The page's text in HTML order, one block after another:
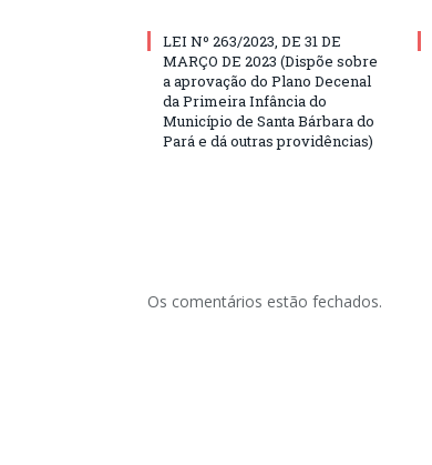
LEI Nº 263/2023, DE 31 DE
MARÇO DE 2023 (Dispõe sobre
a aprovação do Plano Decenal
da Primeira Infância do
Município de Santa Bárbara do
Pará e dá outras providências)
Os comentários estão fechados.